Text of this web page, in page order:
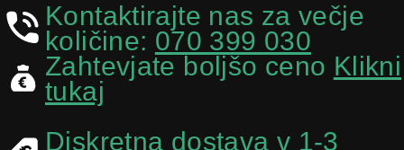
Kontaktirajte nas za večje
količine: 070 399 030
Zahtevjate boljšo ceno Klikni
tukaj
Diskretna dostava v 1-3